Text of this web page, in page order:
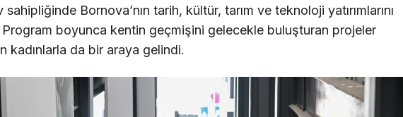
sahipliğinde Bornova’nın tarih, kültür, tarım ve teknoloji yatırımlarını
boyunca kentin geçmişini gelecekle buluşturan projeler
kadınlarla da bir araya gelindi.